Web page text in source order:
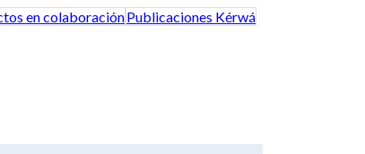
en colaboraciónPublicaciones Kérwá